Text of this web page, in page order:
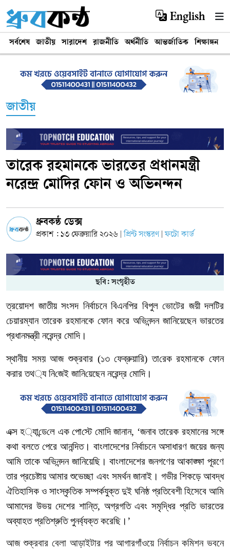
English
সর্বশেষ জাতীয় সারাদেশ রাজনীতি অর্থনীতি আন্তর্জাতিক শিক্ষাঙ্গন
জাতীয়
তারেক রহমানকে ভারতের প্রধানমন্ত্রী
নরেন্দ্র মোদির ফোন ও অভিনন্দন
ধ্রুবকন্ঠ ডেক্স
প্রকাশ : ১৩ ফেব্রুয়ারি ২০২৬ প্রিন্ট সংস্করণ ফটো কার্ড
ছবি: সংগৃহীত
ত্রয়োদশ জাতীয় সংসদ নির্বাচনে বিএনপির বিপুল ভোটের জয়ী দলটির
চেয়ারম্যান তারেক রহমানকে ফোন করে অভিনন্দন জানিয়েছেন ভারতের
প্রধানমন্ত্রী নরেন্দ্র মোদি।
স্থানীয় সময় আজ শুক্রবার(১৩ ফেব্রুয়ারি)তারেক রহমানকে ফোন
করার তথ‌্য নিজেই জানিয়েছেন নরেন্দ্র মোদি।
এক্স হ‌্যান্ডেলে এক পোস্টে মোদি জানান, ‘জনাব তারেক রহমানের সঙ্গে
কথা বলতে পেরে আনন্দিত। বাংলাদেশের নির্বাচনে অসাধারণ জয়ের জন্য
আমি তাকে অভিনন্দন জানিয়েছি। বাংলাদেশের জনগণের আকাঙ্ক্ষা পূরণে
তার প্রচেষ্টায় আমার শুভেচ্ছা এবং সমর্থন জানাই। গভীর শিকড়ে আবদ্ধ
ঐতিহাসিক ও সাংস্কৃতিক সম্পর্কযুক্ত দুই ঘনিষ্ঠ প্রতিবেশী হিসেবে আমি
আমাদের উভয় দেশের শান্তি, অগ্রগতি এবং সমৃদ্ধির প্রতি ভারতের
অব্যাহত প্রতিশ্রুতি পুনর্ব্যক্ত করেছি। ’
আজ শুক্রবার বেলা আড়াইটার পর আগারগাঁওয়ে নির্বাচন কমিশন ভবনে